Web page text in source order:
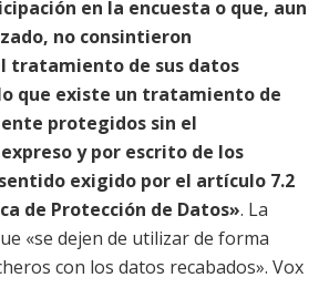
en la encuesta o que, aun
no consintieron
tratamiento de sus datos
que existe un tratamiento de
protegidos sin el
y por escrito de los
exigido por el artículo 7.2
de Protección de Datos». La
«se dejen de utilizar de forma
con los datos recabados». Vox